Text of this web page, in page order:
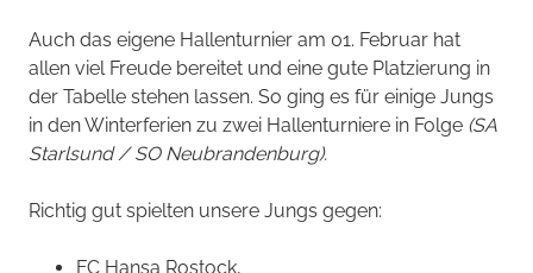
Auch das eigene Hallenturnier am 01. Februar hat
allen viel Freude bereitet und eine gute Platzierung in
der Tabelle stehen lassen. So ging es für einige Jungs
in den Winterferien zu zwei Hallenturniere in Folge (SA
Starlsund / SO Neubrandenburg).
Richtig gut spielten unsere Jungs gegen:
FC Hansa Rostock,